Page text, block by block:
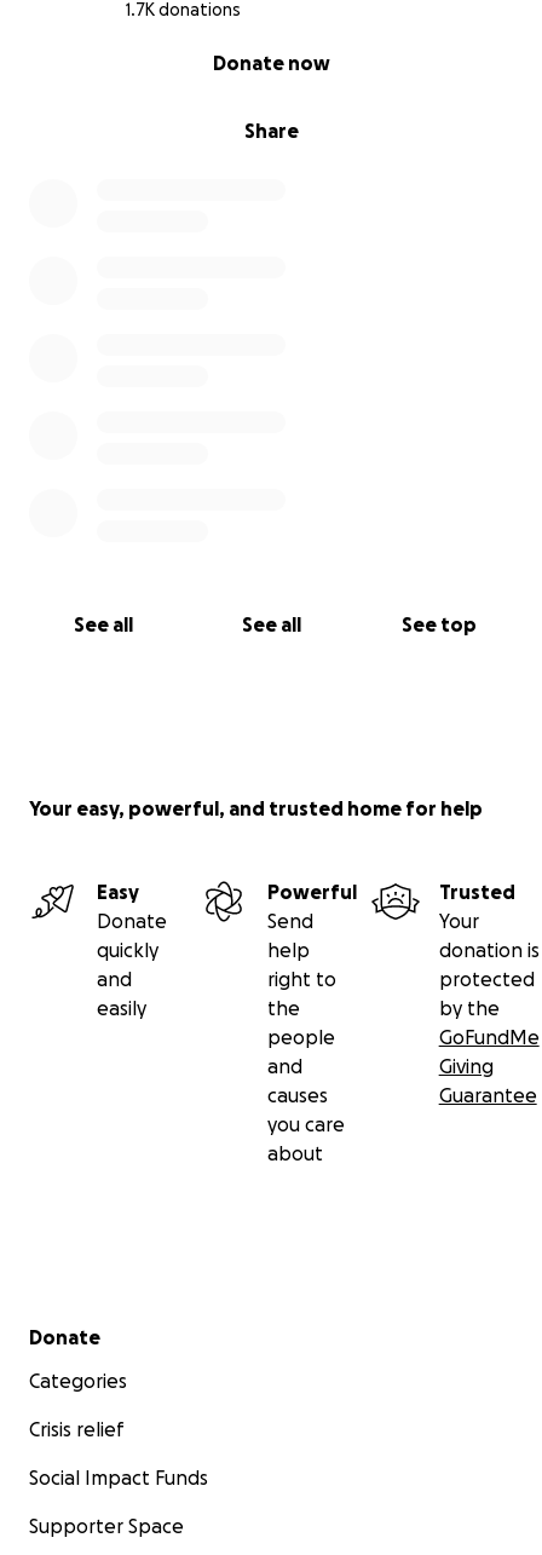
1.7K donations
Share
Donate now
See all See all See top
hoffnungsgebende Perspektive bieten können
haben wir beschlossen:
-Reha Technik / Ausrüstung, Zuzahlungen
-laufende Kosten der Familie (Lebensmittel,
Your easy, powerful, and trusted home for help
Easy
Donate
quickly
and
easily
Powerful
Send
help
right to
the
people
and
causes
you care
about
Trusted
Your
donation is
protected
by the
GoFundMe
Giving
Guarantee
Secondary menu
Donate
Categories
Crisis relief
Social Impact Funds
Supporter Space